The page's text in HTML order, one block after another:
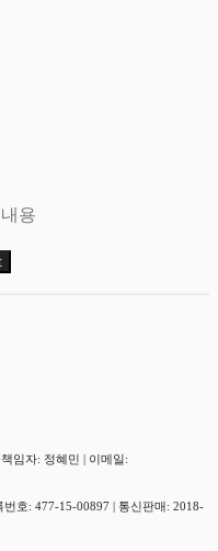
내용
임자: 정혜민 | 이메일:
번호: 477-15-00897 | 통신판매: 2018-